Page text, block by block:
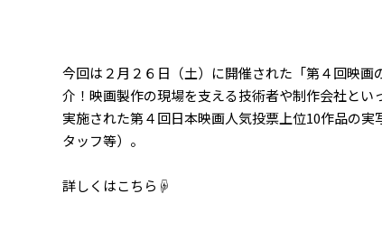
今回は２月２６日（土）に開催された「第４回映
介！映画製作の現場を支える技術者や制作会社と
実施された第４回日本映画人気投票上位10作品の
タッフ等）。
詳しくはこちら☟